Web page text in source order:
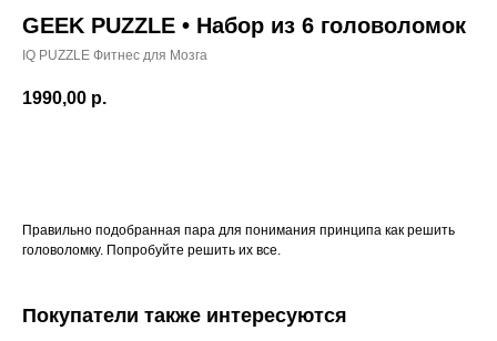
GEEK PUZZLE • Набор из 6 головоломок
IQ PUZZLE Фитнес для Мозга
1990,00 р.
Правильно подобранная пара для понимания принципа как решить
головоломку. Попробуйте решить их все.
Покупатели также интересуются